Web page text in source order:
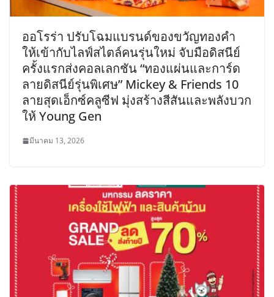
ออโรร่า ปรับโฉมแบรนด์ของขวัญทองคำ
ให้เข้ากับไลฟ์สไตล์คนรุ่นใหม่ จับมือดิสนีย์
ครั้งแรกส่งคอลเลกชัน “ทองแผ่นและการ์ด
ลายดิสนีย์รุ่นพิเศษ” Mickey & Friends 10
ลายสุดเอ็กซ์คลูซีฟ มุ่งสร้างสีสันและพลังบวก
ให้ Young Gen
มีนาคม 13, 2026